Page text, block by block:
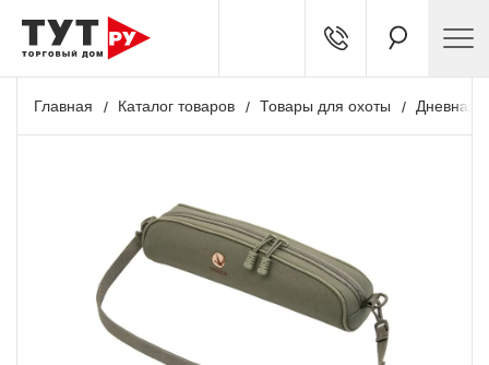
Главная Каталог товаров Товары для охоты Дневная
+ 93 бонусов